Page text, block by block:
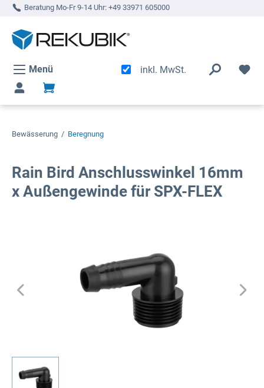
springen
Beratung Mo-Fr 9-14 Uhr: +49 33971 605000
Menü inkl. MwSt.
Bewässerung / Beregnung
Rain Bird Anschlusswinkel 16mm
x Außengewinde für SPX-FLEX